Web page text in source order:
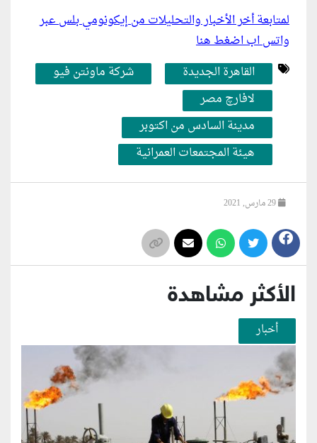
لمتابعة أخر الأخبار والتحليلات من إيكونومي بلس عبر
واتس اب اضغط هنا
القاهرة الجديدة
شركة ماونتن فيو
لافارﭺ مصر
مدينة السادس من اكتوبر
هيئة المجتمعات العمرانية
الأكثر مشاهدة
أخبار